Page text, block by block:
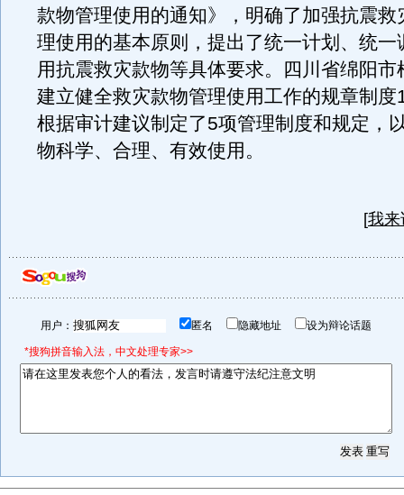
款物管理使用的通知》，明确了加强抗震救
理使用的基本原则，提出了统一计划、统一
用抗震救灾款物等具体要求。四川省绵阳市
建立健全救灾款物管理使用工作的规章制度
根据审计建议制定了5项管理制度和规定，
物科学、合理、有效使用。
[我
用户： 匿名 隐藏地址 设为辩论话题
*搜狗拼音输入法，中文处理专家>>